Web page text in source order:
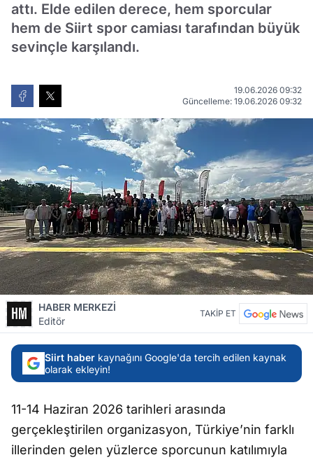
attı. Elde edilen derece, hem sporcular
hem de Siirt spor camiası tarafından büyük
sevinçle karşılandı.
19.06.2026 09:32
Güncelleme: 19.06.2026 09:32
HABER MERKEZİ
Editör
TAKİP ET
Siirt haber kaynağını Google'da tercih edilen kaynak
olarak ekleyin!
11-14 Haziran 2026 tarihleri arasında
gerçekleştirilen organizasyon, Türkiye’nin farklı
illerinden gelen yüzlerce sporcunun katılımıyla